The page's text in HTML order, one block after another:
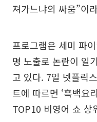
져가느냐의 싸움”이
프로그램은 세미 파
명 노출로 논란이 일
고 있다. 7일 넷플릭
트에 따르면 ‘흑백요
TOP10 비영어 쇼 상